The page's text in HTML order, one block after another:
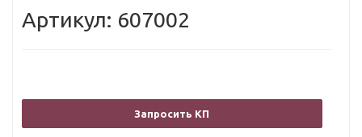
Артикул: 607002
Запросить КП